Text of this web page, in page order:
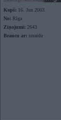
Kopš: 16. Jun 2003
No: Rīga
Ziņojumi: 2643
Braucu ar: smaidu